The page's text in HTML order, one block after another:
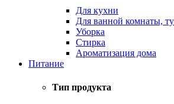
Для кухни
Для ванной комнаты,
Уборка
Стирка
Ароматизация дома
Питание
Тип продукта